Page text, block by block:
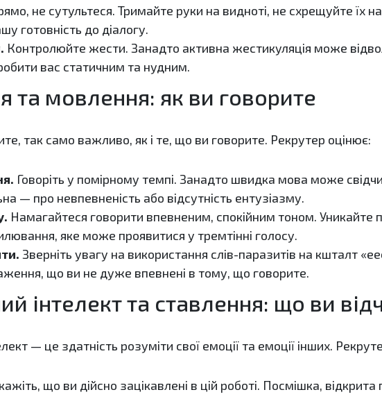
не сутультеся. Тримайте руки на видноті, не схрещуйте їх
готовність до діалогу.
Контролюйте жести. Занадто активна жестикуляція може
вас статичним та нудним.
та мовлення: як ви говорите
так само важливо, як і те, що ви говорите. Рекрутер оцінює:
Говоріть у помірному темпі. Занадто швидка мова може
— про невпевненість або відсутність ентузіазму.
Намагайтеся говорити впевненим, спокійним тоном. Уникайте
яке може проявитися у тремтінні голосу.
Зверніть увагу на використання слів-паразитів на кшталт
що ви не дуже впевнені в тому, що говорите.
інтелект та ставлення: що ви
— це здатність розуміти свої емоції та емоції інших.
що ви дійсно зацікавлені в цій роботі. Посмішка,